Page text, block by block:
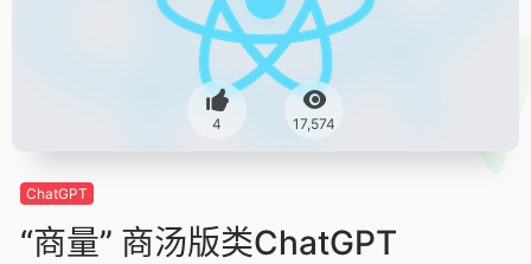
4 17,574
ChatGPT
“商量” 商汤版类ChatGPT